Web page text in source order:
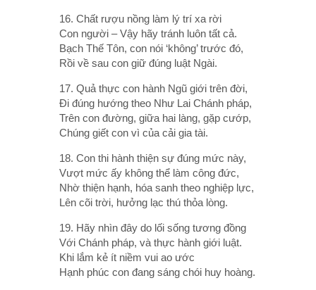
16. Chất rượu nồng làm lý trí xa rời
Con người – Vậy hãy tránh luôn tất cả.
Bạch Thế Tôn, con nói ‘không’ trước đó,
Rồi về sau con giữ đúng luật Ngài.
17. Quả thực con hành Ngũ giới trên đời,
Ði đúng hướng theo Như Lai Chánh pháp,
Trên con đường, giữa hai làng, gặp cướp,
Chúng giết con vì của cải gia tài.
18. Con thi hành thiện sự đúng mức này,
Vượt mức ấy không thể làm công đức,
Nhờ thiện hạnh, hóa sanh theo nghiệp lực,
Lên cõi trời, hưởng lạc thú thỏa lòng.
19. Hãy nhìn đây do lối sống tương đồng
Với Chánh pháp, và thực hành giới luật.
Khi lắm kẻ ít niềm vui ao ước
Hạnh phúc con đang sáng chói huy hoàng.